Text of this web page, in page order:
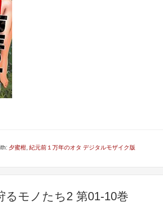
夕蜜柑, 紀元前１万年のオタ デジタルモザイク版
るモノたち2 第01-10巻